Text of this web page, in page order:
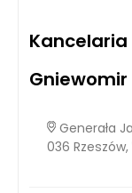
Generała
036 Rzeszów,